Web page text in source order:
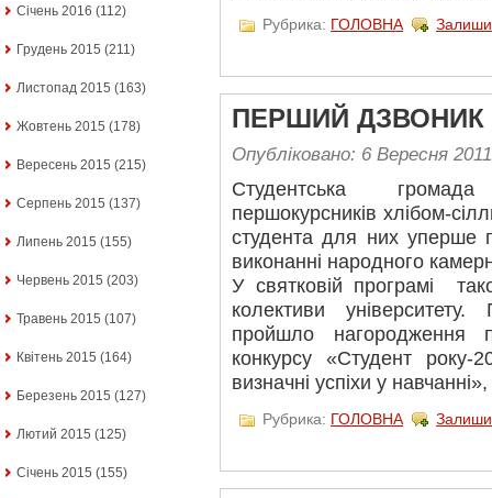
Січень 2016 (112)
Грудень 2015 (211)
Листопад 2015 (163)
Жовтень 2015 (178)
Вересень 2015 (215)
Серпень 2015 (137)
Липень 2015 (155)
Червень 2015 (203)
Травень 2015 (107)
Квітень 2015 (164)
Березень 2015 (127)
Лютий 2015 (125)
Січень 2015 (155)
Рубрика: ГОЛОВНА
ПЕРШИЙ ДЗВОНИК
Опубліковано: 6 Вересня 2011
Студентська
першокурсників хлібом-
студента для них уперше
виконанні народного
У святковій програмі
колективи
пройшло нагородження
конкурсу «Студент року-
визначні успіхи у
Рубрика: ГОЛОВНА